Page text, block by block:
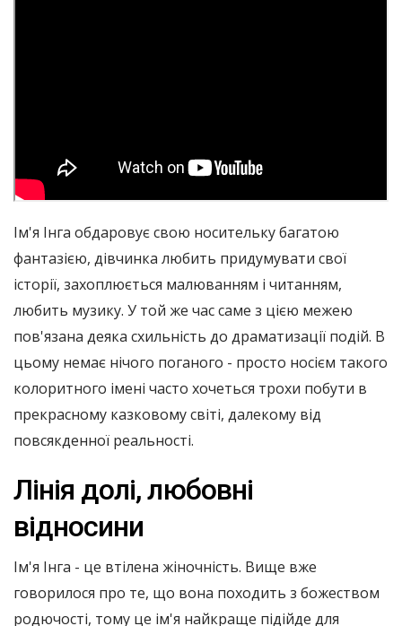
Ім'я Інга обдаровує свою носительку багатою
фантазією, дівчинка любить придумувати свої
історії, захоплюється малюванням і читанням,
любить музику. У той же час саме з цією межею
пов'язана деяка схильність до драматизації подій. В
цьому немає нічого поганого - просто носієм такого
колоритного імені часто хочеться трохи побути в
прекрасному казковому світі, далекому від
повсякденної реальності.
Лінія долі, любовні
відносини
Ім'я Інга - це втілена жіночність. Вище вже
говорилося про те, що вона походить з божеством
родючості, тому це ім'я найкраще підійде для